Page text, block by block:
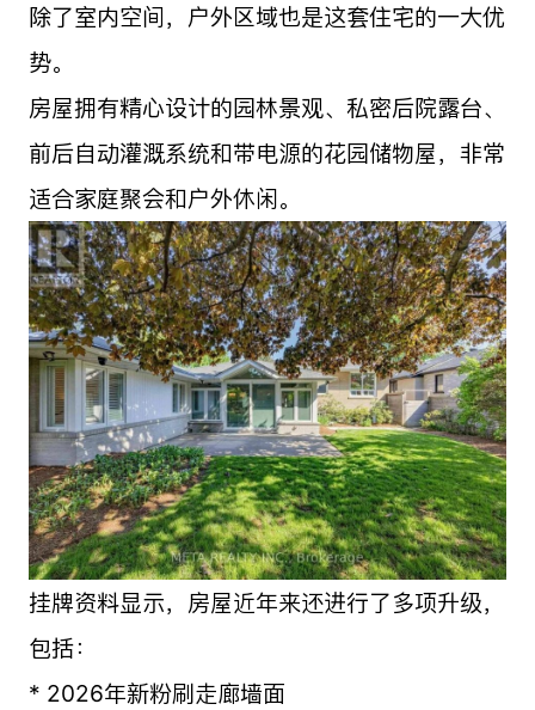
除了室内空间，户外区域也是这套住宅的一大优
势。
房屋拥有精心设计的园林景观、私密后院露台、
前后自动灌溉系统和带电源的花园储物屋，非常
适合家庭聚会和户外休闲。
挂牌资料显示，房屋近年来还进行了多项升级，
包括：
* 2026年新粉刷走廊墙面